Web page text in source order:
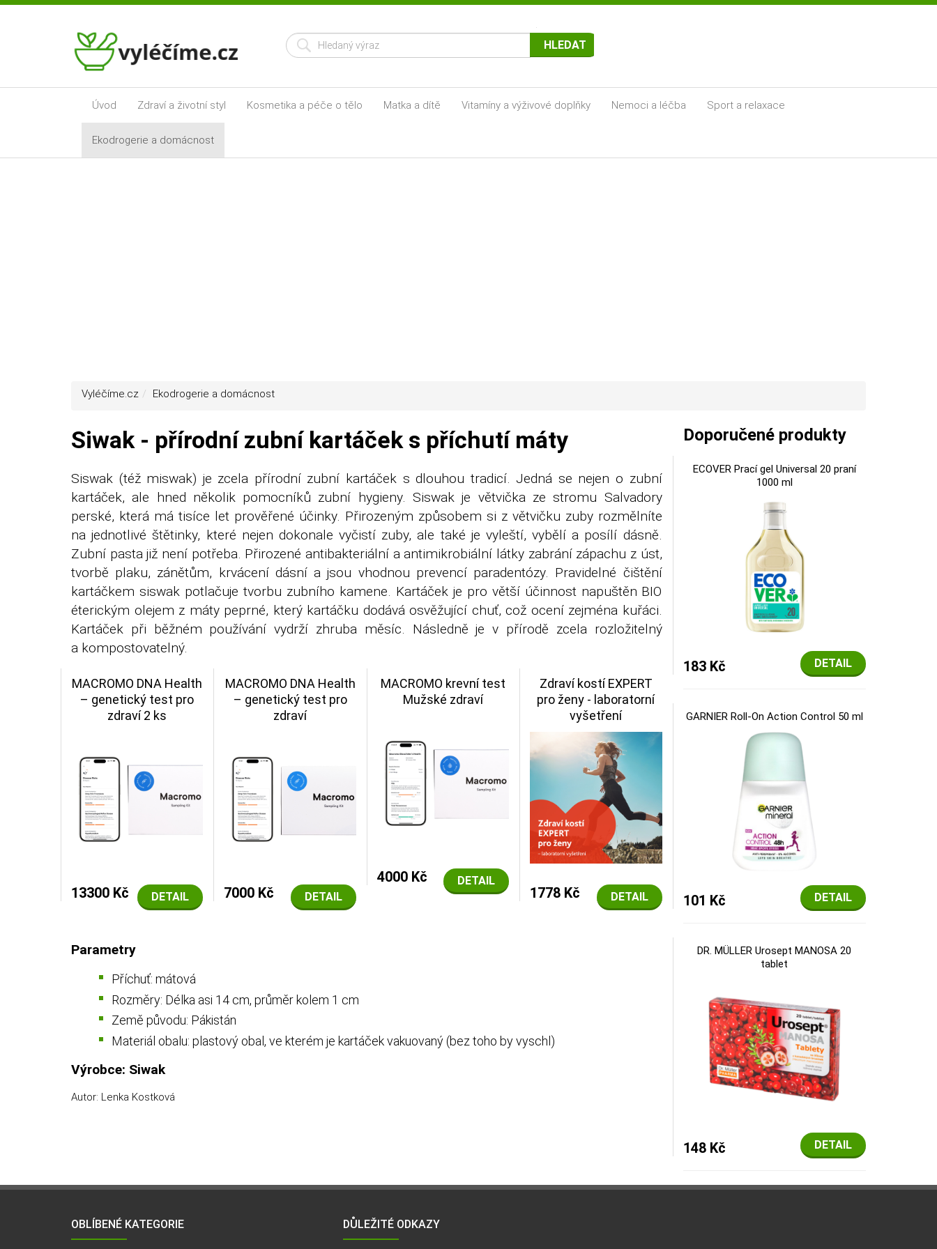
HLEDAT
Úvod Zdraví a životní styl Kosmetika a péče o tělo Matka a dítě Vitamíny a výživové doplňky Nemoci a léčba Sport a relaxace
Ekodrogerie a domácnost
Vyléčíme.cz Ekodrogerie a domácnost
Siwak - přírodní zubní kartáček s příchutí máty
Siswak (též miswak) je zcela přírodní zubní kartáček s dlouhou tradicí. Jedná se nejen o zubní
kartáček, ale hned několik pomocníků zubní hygieny. Siswak je větvička ze stromu Salvadory
perské, která má tisíce let prověřené účinky. Přirozeným způsobem si z větvičku zuby rozmělníte
na jednotlivé štětinky, které nejen dokonale vyčistí zuby, ale také je vyleští, vybělí a posílí dásně.
Zubní pasta již není potřeba. Přirozené antibakteriální a antimikrobiální látky zabrání zápachu z úst,
tvorbě plaku, zánětům, krvácení dásní a jsou vhodnou prevencí paradentózy. Pravidelné čištění
kartáčkem siswak potlačuje tvorbu zubního kamene. Kartáček je pro větší účinnost napuštěn BIO
éterickým olejem z máty peprné, který kartáčku dodává osvěžující chuť, což ocení zejména kuřáci.
Kartáček při běžném používání vydrží zhruba měsíc. Následně je v přírodě zcela rozložitelný
a kompostovatelný.
MACROMO DNA Health
– genetický test pro
zdraví 2 ks
DETAIL
13300 Kč
MACROMO DNA Health
– genetický test pro
zdraví
DETAIL
7000 Kč
MACROMO krevní test
Mužské zdraví
DETAIL
4000 Kč
Zdraví kostí EXPERT
pro ženy - laboratorní
vyšetření
DETAIL
1778 Kč
Parametry
Příchuť: mátová
Rozměry: Délka asi 14 cm, průměr kolem 1 cm
Země původu: Pákistán
Materiál obalu: plastový obal, ve kterém je kartáček vakuovaný (bez toho by vyschl)
Výrobce: Siwak
Autor: Lenka Kostková
Doporučené produkty
ECOVER Prací gel Universal 20 praní
1000 ml
DETAIL
183 Kč
GARNIER Roll-On Action Control 50 ml
DETAIL
101 Kč
DR. MÜLLER Urosept MANOSA 20
tablet
DETAIL
148 Kč
OBLÍBENÉ KATEGORIE DŮLEŽITÉ ODKAZY